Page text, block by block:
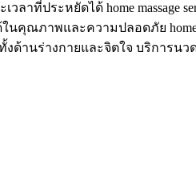
ที่ประหยัดได้ home massage
ภาพและความปลอดภัย home
ด้านร่างกายและจิตใจ บริการน